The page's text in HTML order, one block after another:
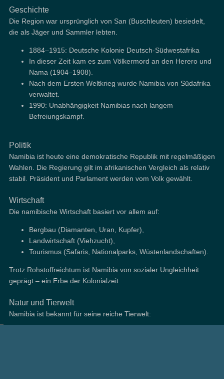
Geschichte
Die Region war ursprünglich von San (Buschleuten) besiedelt,
die als Jäger und Sammler lebten.
1884–1915: Deutsche Kolonie Deutsch-Südwestafrika
In dieser Zeit kam es zum Völkermord an den Herero und
Nama (1904–1908).
Nach dem Ersten Weltkrieg wurde Namibia von Südafrika
verwaltet.
1990: Unabhängigkeit Namibias nach langem
Befreiungskampf.
Politik
Namibia ist heute eine demokratische Republik mit regelmäßigen
Wahlen. Die Regierung gilt im afrikanischen Vergleich als relativ
stabil. Präsident und Parlament werden vom Volk gewählt.
Wirtschaft
Die namibische Wirtschaft basiert vor allem auf:
Bergbau (Diamanten, Uran, Kupfer),
Landwirtschaft (Viehzucht),
Tourismus (Safaris, Nationalparks, Wüstenlandschaften).
Trotz Rohstoffreichtum ist Namibia von sozialer Ungleichheit
geprägt – ein Erbe der Kolonialzeit.
Natur und Tierwelt
Namibia ist bekannt für seine reiche Tierwelt: